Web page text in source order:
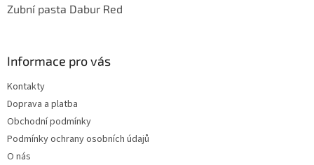
Zubní pasta Dabur Red
Informace pro vás
Kontakty
Doprava a platba
Obchodní podmínky
Podmínky ochrany osobních údajů
O nás